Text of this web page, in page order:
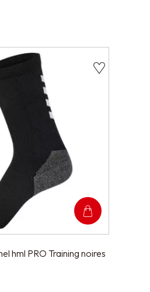
hml PRO Training noires